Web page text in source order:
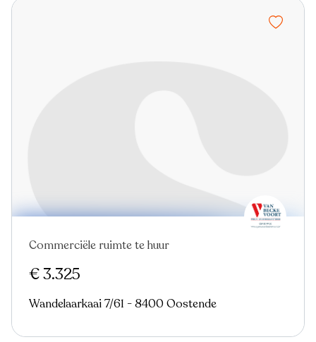
Nieuw
Commerciële ruimte te huur
€ 3.325
Wandelaarkaai 7/61 - 8400 Oostende